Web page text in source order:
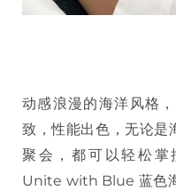
动感浪漫的海洋风格
致，性能出色，无论是
聚会，都可以轻松掌
Unite with Blue 蓝色